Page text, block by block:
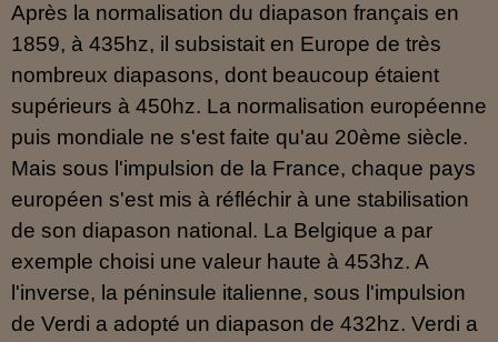
Après la normalisation du diapason français en
1859, à 435hz, il subsistait en Europe de très
nombreux diapasons, dont beaucoup étaient
supérieurs à 450hz. La normalisation européenne
puis mondiale ne s'est faite qu'au 20ème siècle.
Mais sous l'impulsion de la France, chaque pays
européen s'est mis à réfléchir à une stabilisation
de son diapason national. La Belgique a par
exemple choisi une valeur haute à 453hz. A
l'inverse, la péninsule italienne, sous l'impulsion
de Verdi a adopté un diapason de 432hz. Verdi a